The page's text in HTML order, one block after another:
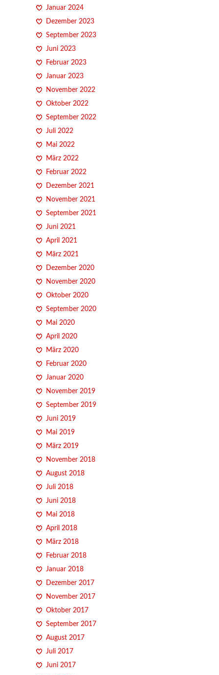
Januar 2024
Dezember 2023
September 2023
Juni 2023
Februar 2023
Januar 2023
November 2022
Oktober 2022
September 2022
Juli 2022
Mai 2022
März 2022
Februar 2022
Dezember 2021
November 2021
September 2021
Juni 2021
April 2021
März 2021
Dezember 2020
November 2020
Oktober 2020
September 2020
Mai 2020
April 2020
März 2020
Februar 2020
Januar 2020
November 2019
September 2019
Juni 2019
Mai 2019
März 2019
November 2018
August 2018
Juli 2018
Juni 2018
Mai 2018
April 2018
März 2018
Februar 2018
Januar 2018
Dezember 2017
November 2017
Oktober 2017
September 2017
August 2017
Juli 2017
Juni 2017